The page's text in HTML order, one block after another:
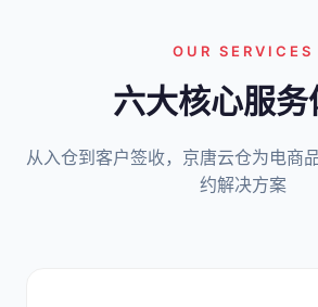
OUR SERVICES
六大核心服务
从入仓到客户签收，京唐云仓为电商
约解决方案